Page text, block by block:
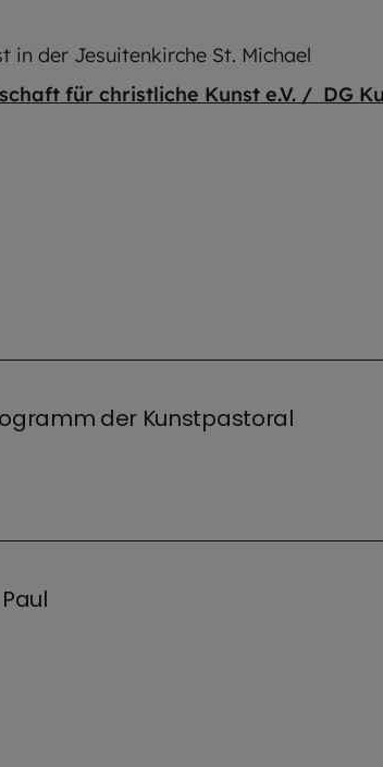
in der Jesuitenkirche St. Michael
für christliche Kunst e.V. / DG
der Kunstpastoral